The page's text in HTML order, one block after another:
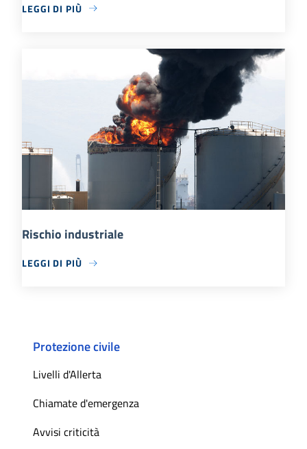
LEGGI DI PIÙ
Rischio industriale
LEGGI DI PIÙ
Protezione civile
Livelli d'Allerta
Chiamate d'emergenza
Avvisi criticità